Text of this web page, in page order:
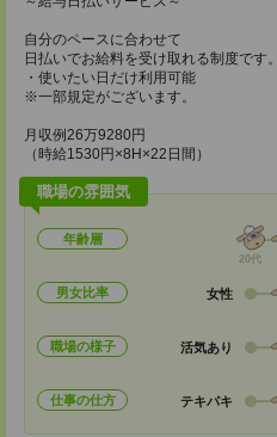
自分のペースに合わせて
日払いでお給料を受け取れる制度です。
・使いたい日だけ利用可能
※一部規定がございます。
月収例26万9280円
（時給1530円×8H×22日間）
職場の雰囲気
年齢層
20代
男女比率 女性
職場の様子 活気あり
仕事の仕方 テキパキ